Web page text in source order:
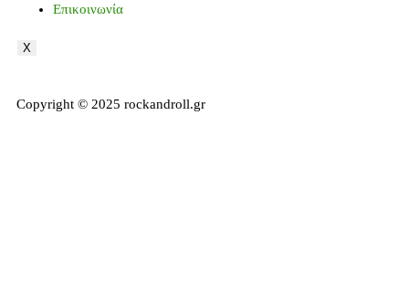
Επικοινωνία
X
Copyright © 2025 rockandroll.gr